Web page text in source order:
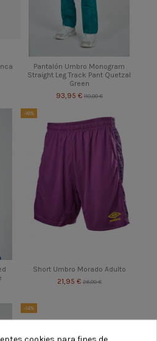
Pantalón Umbro Monogram
Straight Leg Track Pant Quetzal
Green
93,95 € 110,00 €
-16%
Short Umbro Morado Adulto
21,95 € 26,00 €
-14%